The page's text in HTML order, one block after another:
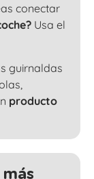
conectar
Usa el
guirnaldas
producto